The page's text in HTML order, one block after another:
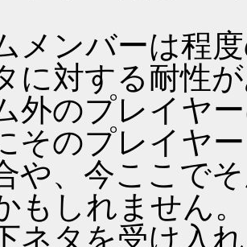
メンバーは程
に対する耐性
外のプレイヤ
そのプレイヤ
や、今ここで
もしれません。
ネタを受け入